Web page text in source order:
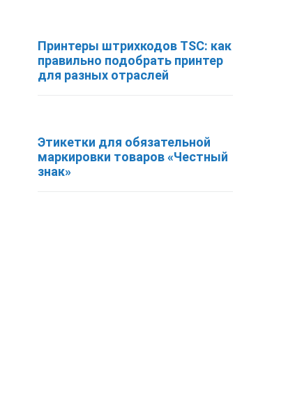
Принтеры штрихкодов TSC: как
правильно подобрать принтер
для разных отраслей
Этикетки для обязательной
маркировки товаров «Честный
знак»